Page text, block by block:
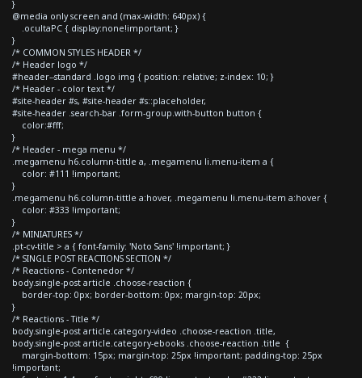
}
@media only screen and (max-width: 640px) {
.ocultaPC { display:none!important; }
}
/* COMMON STYLES HEADER */
/* Header logo */
#header--standard .logo img { position: relative; z-index: 10; }
/* Header - color text */
#site-header #s, #site-header #s::placeholder,
#site-header .search-bar .form-group.with-button button {
color:#fff;
}
/* Header - mega menu */
.megamenu h6.column-tittle a, .megamenu li.menu-item a {
color: #111 !important;
}
.megamenu h6.column-tittle a:hover, .megamenu li.menu-item a:hover {
color: #333 !important;
}
/* MINIATURES */
.pt-cv-title > a { font-family: 'Noto Sans' !important; }
/* SINGLE POST REACTIONS SECTION */
/* Reactions - Contenedor */
body.single-post article .choose-reaction {
border-top: 0px; border-bottom: 0px; margin-top: 20px;
}
/* Reactions - Title */
body.single-post article.category-video .choose-reaction .title,
body.single-post article.category-ebooks .choose-reaction .title {
margin-bottom: 15px; margin-top: 25px !important; padding-top: 25px
!important;